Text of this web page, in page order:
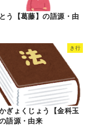
う【葛藤】の語源・由
き行
ぎょくじょう【金科玉
語源・由来